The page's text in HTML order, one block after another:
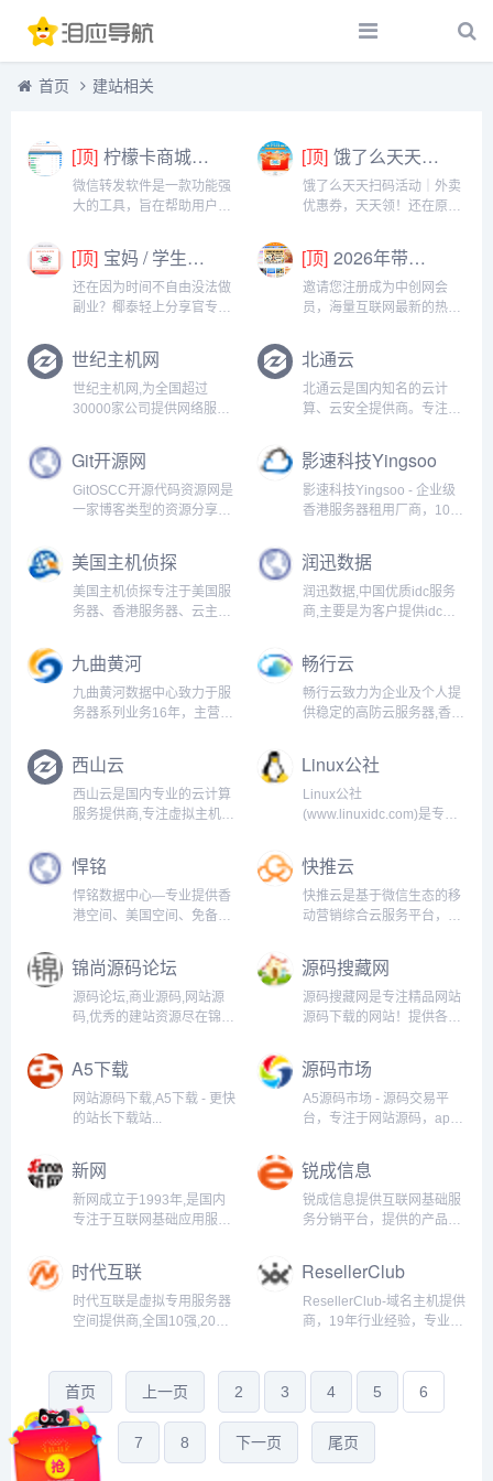
首页 建站相关
[顶] 柠檬卡商城24h自动发卡平台虚拟商品激活码自助购买商城
微信转发软件是一款功能强
大的工具，旨在帮助用户高
它提供了多种实用功能，包
括一键转发、朋友圈转发和
微信抢红包等。一键转发软
件使得用户可以轻松地将消
[顶] 饿了么天天扫码活动｜外卖优惠券，天天领！
饿了么天天扫码活动｜外卖
优惠券，天天领！还在原价
官方推出「天天扫码活
动」，用微信扫一扫，就能
领外卖专属优惠券，先领券
再下单，省钱更划算！优惠
[顶] 宝妈 / 学生党看过来！椰泰轻上分享官，时间自由，在家也能赚
还在因为时间不自由没法做
副业？椰泰轻上分享官专为
兼顾家庭的宝妈，还是想赚
生活费的学生党，都能在这
里找到适合自己的增收方
式。成为分享官，你可以自
[顶] 2026年带你闷声赚大钱，轻松月赚1000+
邀请您注册成为中创网会
员，海量互联网最新的热门
淘客，闲鱼，自媒体，
CPA，CPS，虚拟资源，各
类爆粉赚钱攻略，国内外最
新赚钱项目，都在中创网，
世纪主机网
世纪主机网,为全国超过
30000家公司提供网络服
名注册,虚拟主机,海外服务
器,邮局,网站建设,网站推广
等服务,网站制作送优化,电
话:400-660-5510...
北通云
北通云是国内知名的云计
算、云安全提供商。专注于
储、云主机开发运维，已在
国内多个骨干机房进行高防
线路部署。服务热线：
0518-85119858...
Git开源网
GitOSCC开源代码资源网是
一家博客类型的资源分享软
解软件，编程文章，教程资
源，开源项目，专注发布分
享精品源码资源的网站...
影速科技Yingsoo
影速科技Yingsoo - 企业级
香港服务器租用厂商，10年
香港服务器租用、美国服务
器租用、国外服务器、云服
务器租用托管业务，快速稳
定，节点丰富，专注品质，
美国主机侦探
美国主机侦探专注于美国服
务器、香港服务器、云主
产品的介绍与评测，为您提
供国外IDC云计算产品的最
新信息、教程、评测、优惠
码等内容，帮助出海企业更
润迅数据
润迅数据,中国优质idc服务
商,主要是为客户提供idc机
器托管,服务器租用,云服务
器,深圳服务器托管,广州服
务器托管,深圳机房等服务;
润迅数据专业为客户提供一
九曲黄河
九曲黄河数据中心致力于服
务器系列业务16年，主营服
主机,机柜租用,带宽租用,云
主机,waf防火墙,负载均衡，
系统架构，系统代维，CDN
加速，SSL域名证书，网络
畅行云
畅行云致力为企业及个人提
供稳定的高防云服务器,香港
机,SSL证书,域名,cdn,服务
器租用等云服务,帮助用户轻
松解决建站等云服务难
题。...
西山云
西山云是国内专业的云计算
服务提供商,专注虚拟主机、
个人提供云主机租用，云服
务器租用以及服务器托管等
服务，主机稳定性好、速度
快、价格便宜，是值得您信
Linux公社
Linux公社
(www.linuxidc.com)是专业
时发布最新Linux资讯，包
括Linux、Ubuntu、
Fedora、RedHat、红旗
Linux、Linux教程、...
悍铭
悍铭数据中心—专业提供香
港空间、美国空间、免备案
间、域名注册、香港VPS、
美国VPS、云服务器、
VPS、香港云主机、服务器
租用托管等，空间免费试
快推云
快推云是基于微信生态的移
动营销综合云服务平台，为
号运营、小程序营销、线上
线下互动等企业移动营销必
备工具与服务，帮助企业打
造移动互联网新营销闭
锦尚源码论坛
源码论坛,商业源码,网站源
码,优秀的建站资源尽在锦尚
源码搜藏网
源码搜藏网是专注精品网站
源码下载的网站！提供各类
等商城源码,微擎,微信小程
序源码,织梦模板,帝国cms模
板,discuz模板,wordpress模
板,网页设计素材,学生设...
A5下载
网站源码下载,A5下载 - 更快
的站长下载站...
源码市场
A5源码市场 - 源码交易平
台，专注于网站源码，app
板，源码求购，源码下载，
源码出售。为广大站长打造
安全无忧的一站式源码交易
平台!...
新网
新网成立于1993年,是国内
专注于互联网基础应用服务
网站建设,域名注册,域名交
易,域名购买续费,虚拟主机,
企业邮箱等一系列信息化产
品服务...
锐成信息
锐成信息提供互联网基础服
务分销平台，提供的产品包
还是全球领先主机商系统集
成服务商。...
时代互联
时代互联是虚拟专用服务器
空间提供商,全国10强,20年
机、企业邮箱、智能建站、
服务器租用、服务器托管等
优秀服务,百万用户的共同选
择...
ResellerClub
ResellerClub-域名主机提供
商，19年行业经验，专业提
建站，SSL数字证书，网站
安全备份等产品。全球域名
注册商前十强，...
首页 上一页 2 3 4 5 6
7 8 下一页 尾页